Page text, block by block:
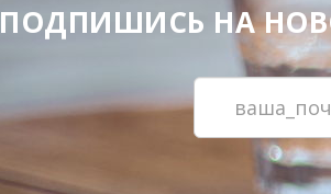
ПОДПИШИСЬ НА